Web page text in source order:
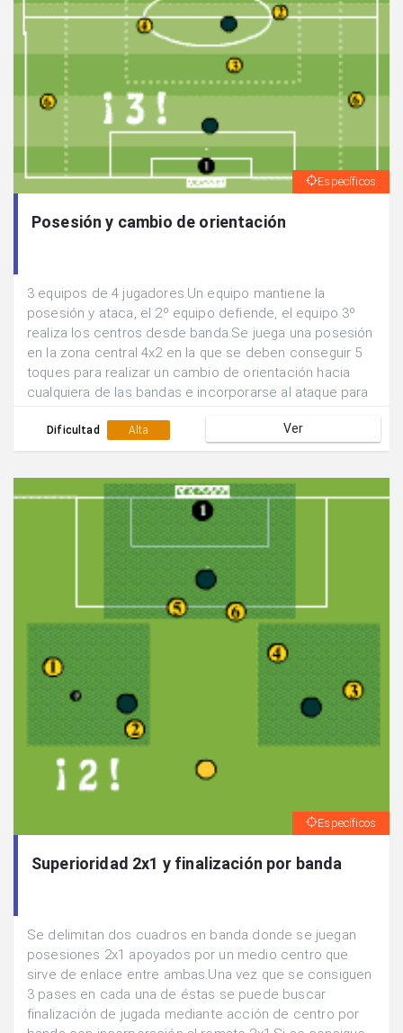
Específicos
Posesión y cambio de orientación
3 equipos de 4 jugadores.Un equipo mantiene la
posesión y ataca, el 2º equipo defiende, el equipo 3º
realiza los centros desde banda.Se juega una posesión
en la zona central 4x2 en la que se deben conseguir 5
toques para realizar un cambio de orientación hacia
cualquiera de las bandas e incorporarse al ataque para
consiguen en 5 min y se rotan las funciones de los
equipos.
Dificultad Alta Ver
Específicos
Superioridad 2x1 y finalización por banda
Se delimitan dos cuadros en banda donde se juegan
posesiones 2x1 apoyados por un medio centro que
sirve de enlace entre ambas.Una vez que se consiguen
3 pases en cada una de éstas se puede buscar
finalización de jugada mediante acción de centro por